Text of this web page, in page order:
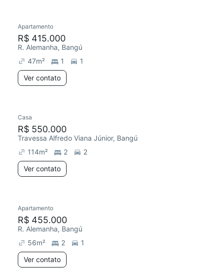
Redecorar
Apartamento
R$ 415.000
R. Alemanha, Bangú
47m² 1
1
Ver contato
Casa
R$ 550.000
Travessa Alfredo Viana Júnior, Bangú
114m² 2
2
Ver contato
Redecorar
Apartamento
R$ 455.000
R. Alemanha, Bangú
56m² 2
1
Ver contato